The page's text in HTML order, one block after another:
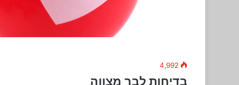
בדיחות לבר מצווה